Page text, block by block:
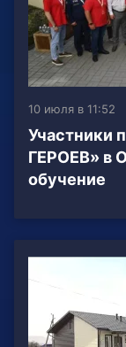
10 июля в 11:52
Участники
ГЕРОЕВ» в
обучение